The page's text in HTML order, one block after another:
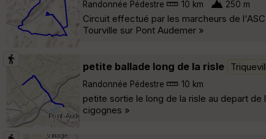
Randonnée Pédestre 10 km 250 m
Circuit effectué par les marcheurs de
Tourville sur Pont Audemer »
petite ballade long de la risle
Randonnée Pédestre 10 km
petite sortie le long de la risle au depart
cigognes »